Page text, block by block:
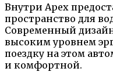
Внутри Apex
пространство для
Современный
высоким уровнем
поездку на этом
и комфортной.